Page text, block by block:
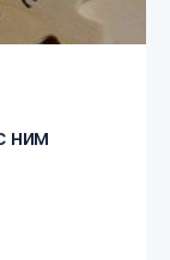
ним